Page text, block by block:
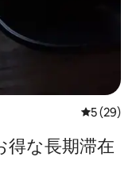
レビュー
5 (29)
得⁠な長⁠期⁠滞⁠在